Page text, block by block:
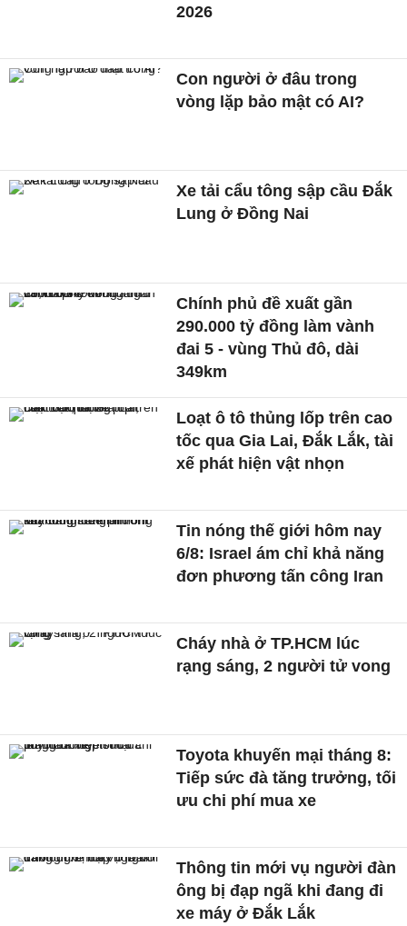
2026
Con người ở đâu trong
vòng lặp bảo mật có AI?
Xe tải cẩu tông sập cầu Đắk
Lung ở Đồng Nai
Chính phủ đề xuất gần
290.000 tỷ đồng làm vành
đai 5 - vùng Thủ đô, dài
349km
Loạt ô tô thủng lốp trên cao
tốc qua Gia Lai, Đắk Lắk, tài
xế phát hiện vật nhọn
Tin nóng thế giới hôm nay
6/8: Israel ám chỉ khả năng
đơn phương tấn công Iran
Cháy nhà ở TP.HCM lúc
rạng sáng, 2 người tử vong
Toyota khuyến mại tháng 8:
Tiếp sức đà tăng trưởng, tối
ưu chi phí mua xe
Thông tin mới vụ người đàn
ông bị đạp ngã khi đang đi
xe máy ở Đắk Lắk